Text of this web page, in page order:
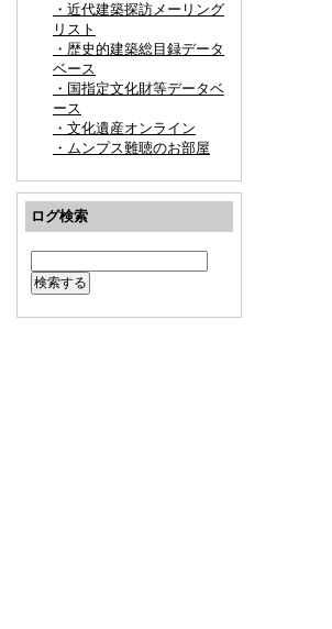
・近代建築探訪メーリング
リスト
・歴史的建築総目録データ
ベース
・国指定文化財等データベ
ース
・文化遺産オンライン
・ムンプス難聴のお部屋
ログ検索